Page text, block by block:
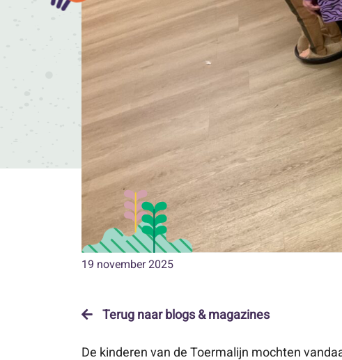
19 november 2025
Terug naar blogs & magazines
De kinderen van de Toermalijn mochten